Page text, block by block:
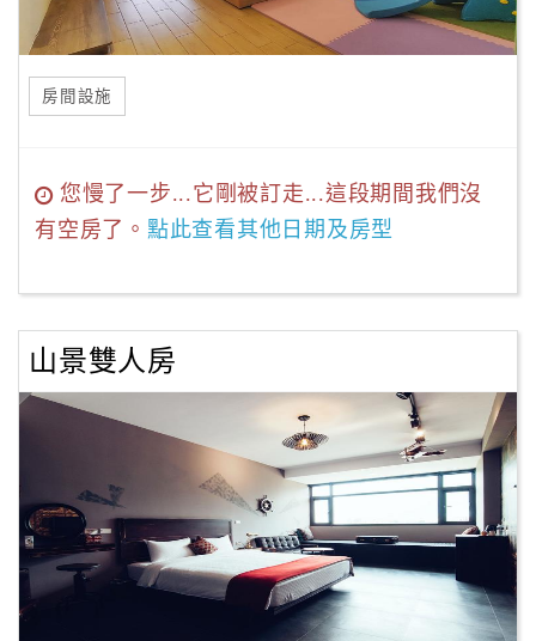
房間設施
您慢了一步...它剛被訂走...這段期間我們沒
有空房了。 點此查看其他日期及房型
山景雙人房